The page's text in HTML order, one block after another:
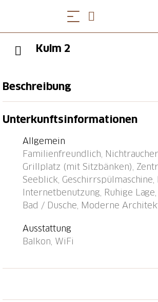
Kulm 2
Beschreibung
"Tiefencastel" 9.2 km, Fähre "Chastè"
Unterkunftsinformationen
Allgemein
Familienfreundlich,
Grillplatz (mit Sitzbänken),
Seeblick, Geschirrspülmaschine,
Internetbenutzung, Ruhige
Bad / Dusche, Moderne
Ausstattung
Balkon, WiFi